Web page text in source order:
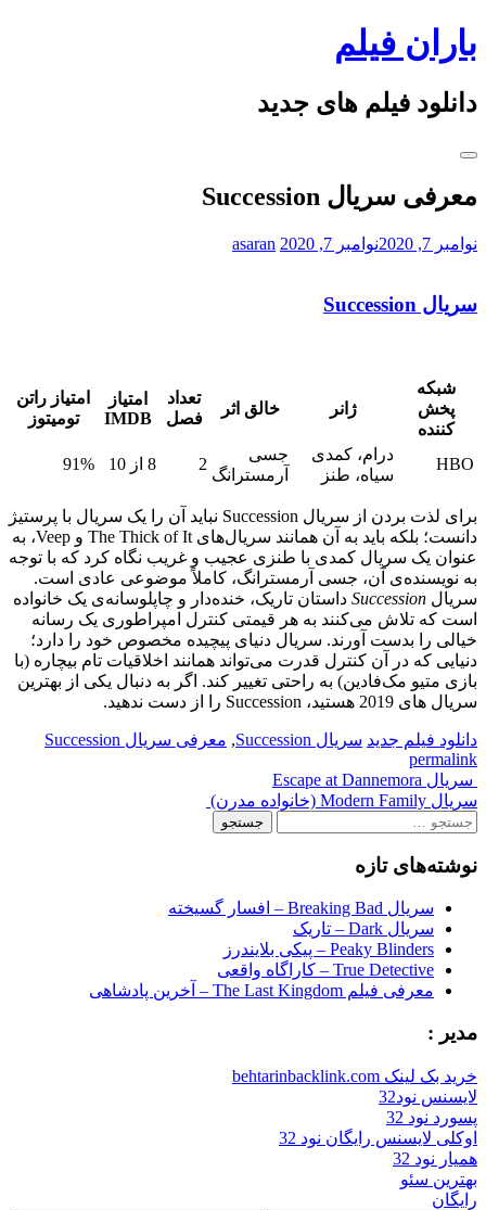
Skip
to
content
باران فیلم
دانلود فیلم های جدید
معرفی سریال Succession
نوامبر 7, 2020 نوامبر 7, 2020 asaran
سریال Succession
شبکه
پخش
کننده
ژانر خالق اثر
تعداد
فصل
امتیاز
IMDB
امتیاز راتن
تومیتوز
HBO
درام، کمدی
سیاه، طنز
جسی
آرمسترانگ
2 8 از 10 91%
برای لذت بردن از سریال Succession نباید آن را یک سریال با پرستیژ
دانست؛ بلکه باید به آن همانند سریال‌های The Thick of It و Veep، به
عنوان یک سریال کمدی با طنزی عجیب و غریب نگاه کرد که با توجه
به نویسنده‌ی آن، جسی آرمسترانگ، کاملاً موضوعی عادی است.
سریال Succession داستان تاریک، خنده‌دار و چاپلوسانه‌ی یک خانواده
است که تلاش می‌کنند به هر قیمتی کنترل امپراطوری یک رسانه
خیالی را بدست آورند. سریال دنیای پیچیده مخصوص خود را دارد؛
دنیایی که در آن کنترل قدرت می‌تواند همانند اخلاقیات تام بیچاره (با
بازی متیو مک‌فادین) به راحتی تغییر کند. اگر به دنبال یکی از بهترین
سریال های 2019 هستید، Succession را از دست ندهید.
دانلود فیلم جدید سریال Succession , معرفی سریال Succession
permalink
Post
navigation
سریال Escape at Dannemora
سریال Modern Family (خانواده مدرن)
جستجو
نوشته‌های تازه
سریال Breaking Bad – افسار گسیخته
سریال Dark – تاریک
Peaky Blinders – پیکی بلایندرز
True Detective – کاراگاه واقعی
معرفی فیلم The Last Kingdom – آخرین پادشاهی
مدیر :
خرید بک لینک behtarinbacklink.com
لایسنس نود32
پسورد نود 32
اوکلی لایسنس رایگان نود 32
همیار نود 32
بهترین سئو
رایگان